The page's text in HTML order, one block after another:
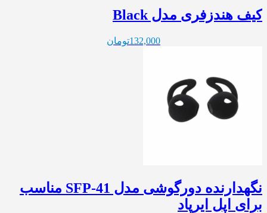
کیف هندزفری مدل Black
132,000تومان
نگهدارنده دورگوشی مدل SFP-41 مناسب
برای اپل ایرپاد